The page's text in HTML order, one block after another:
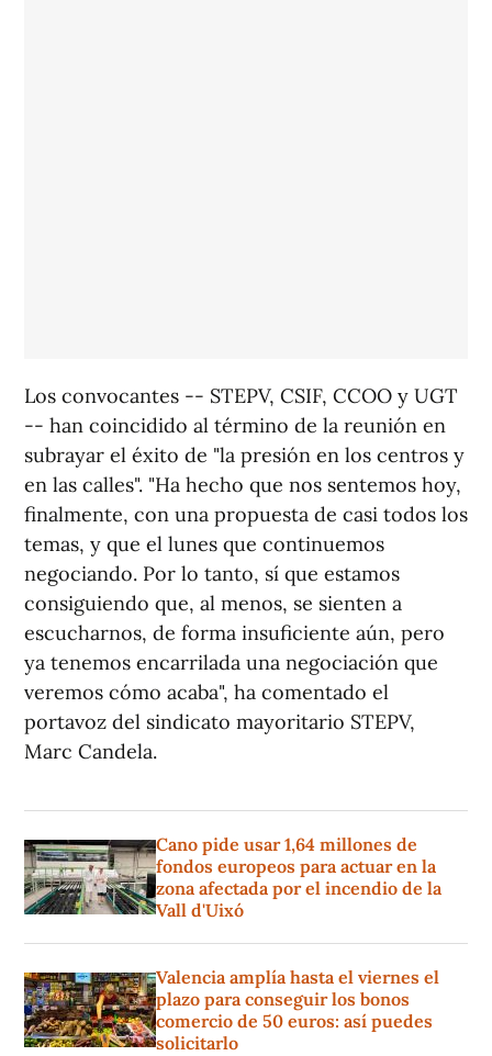
Los convocantes -- STEPV, CSIF, CCOO y UGT
-- han coincidido al término de la reunión en
subrayar el éxito de "la presión en los centros y
en las calles". "Ha hecho que nos sentemos hoy,
finalmente, con una propuesta de casi todos los
temas, y que el lunes que continuemos
negociando. Por lo tanto, sí que estamos
consiguiendo que, al menos, se sienten a
escucharnos, de forma insuficiente aún, pero
ya tenemos encarrilada una negociación que
veremos cómo acaba", ha comentado el
portavoz del sindicato mayoritario STEPV,
Marc Candela.
Cano pide usar 1,64 millones de
fondos europeos para actuar en la
zona afectada por el incendio de la
Vall d'Uixó
Valencia amplía hasta el viernes el
plazo para conseguir los bonos
comercio de 50 euros: así puedes
solicitarlo